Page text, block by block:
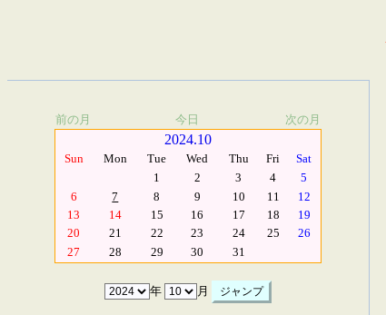
前の月 今日 次の月
2024.10
Sun Mon Tue Wed Thu Fri
Sat
1
2 3 4
5
6
7 8 9 10 11
12
13
14 15 16 17 18
19
20
21 22 23 24 25
26
27
28 29 30 31
年 月